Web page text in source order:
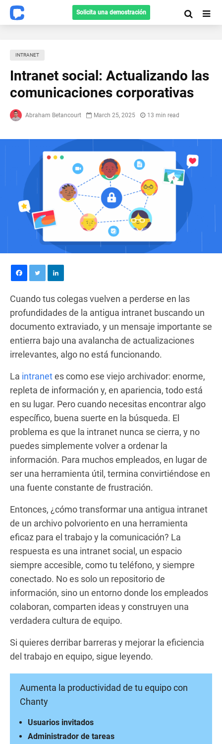
Solicita una demostración
INTRANET
Intranet social: Actualizando las
comunicaciones corporativas
Abraham Betancourt March 25, 2025 13 min read
Cuando tus colegas vuelven a perderse en las
profundidades de la antigua intranet buscando un
documento extraviado, y un mensaje importante se
entierra bajo una avalancha de actualizaciones
irrelevantes, algo no está funcionando.
La intranetes como ese viejo archivador: enorme,
repleta de información y, en apariencia, todo está
en su lugar. Pero cuando necesitas encontrar algo
específico, buena suerte en la búsqueda. El
problema es que la intranet nunca se cierra, y no
puedes simplemente volver a ordenar la
información. Para muchos empleados, en lugar de
ser una herramienta útil, termina convirtiéndose en
una fuente constante de frustración.
Entonces, ¿cómo transformar una antigua intranet
de un archivo polvoriento en una herramienta
eficaz para el trabajo y la comunicación? La
respuesta es una intranet social, un espacio
siempre accesible, como tu teléfono, y siempre
conectado. No es solo un repositorio de
información, sino un entorno donde los empleados
colaboran, comparten ideas y construyen una
verdadera cultura de equipo.
Si quieres derribar barreras y mejorar la eficiencia
del trabajo en equipo, sigue leyendo.
Aumenta la productividad de tu equipo con
Chanty
Administrador de tareas
Usuarios invitados